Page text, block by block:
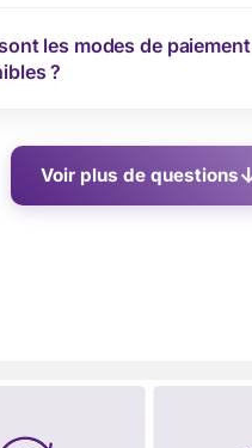
les modes de paiement
?
Voir plus de questions